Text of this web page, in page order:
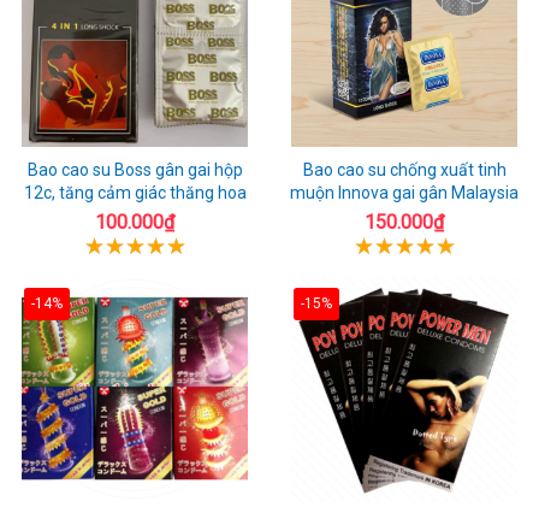
Bao cao su Boss gân gai hộp
12c, tăng cảm giác thăng hoa
100.000₫
Bao cao su chống xuất tinh
muộn Innova gai gân Malaysia
150.000₫
-14% -15%